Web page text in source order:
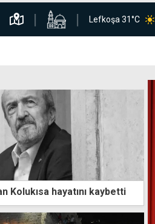
Lefkoşa 31°C
Kolukısa hayatını kaybetti